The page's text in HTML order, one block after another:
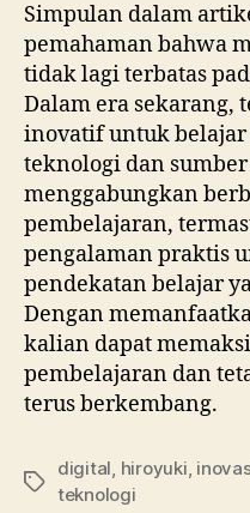
Simpulan dalam
pemahaman bahwa
tidak lagi terbatas
Dalam era sekarang,
inovatif untuk
teknologi dan
menggabungkan
pembelajaran,
pengalaman praktis
pendekatan belajar
Dengan
kalian dapat
pembelajaran dan
terus berkembang.
digital, hiroyuki,
teknologi